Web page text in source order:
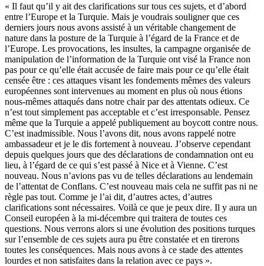
« Il faut qu’il y ait des clarifications sur tous ces sujets, et d’abord
entre l’Europe et la Turquie. Mais je voudrais souligner que ces
derniers jours nous avons assisté à un véritable changement de
nature dans la posture de la Turquie à l’égard de la France et de
l’Europe. Les provocations, les insultes, la campagne organisée de
manipulation de l’information de la Turquie ont visé la France non
pas pour ce qu’elle était accusée de faire mais pour ce qu’elle était
censée être : ces attaques visant les fondements mêmes des valeurs
européennes sont intervenues au moment en plus où nous étions
nous-mêmes attaqués dans notre chair par des attentats odieux. Ce
n’est tout simplement pas acceptable et c’est irresponsable. Pensez
même que la Turquie a appelé publiquement au boycott contre nous.
C’est inadmissible. Nous l’avons dit, nous avons rappelé notre
ambassadeur et je le dis fortement à nouveau. J’observe cependant
depuis quelques jours que des déclarations de condamnation ont eu
lieu, à l’égard de ce qui s’est passé à Nice et à Vienne. C’est
nouveau. Nous n’avions pas vu de telles déclarations au lendemain
de l’attentat de Conflans. C’est nouveau mais cela ne suffit pas ni ne
règle pas tout. Comme je l’ai dit, d’autres actes, d’autres
clarifications sont nécessaires. Voilà ce que je peux dire. Il y aura un
Conseil européen à la mi-décembre qui traitera de toutes ces
questions. Nous verrons alors si une évolution des positions turques
sur l’ensemble de ces sujets aura pu être constatée et en tirerons
toutes les conséquences. Mais nous avons à ce stade des attentes
lourdes et non satisfaites dans la relation avec ce pays ».